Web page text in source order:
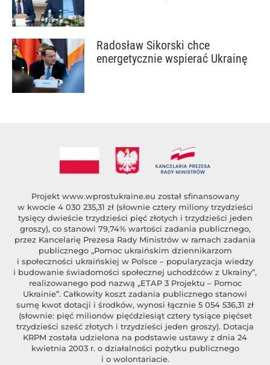
Radosław Sikorski chce
energetycznie wspierać Ukrainę
Projekt www.wprostukraine.eu został sfinansowany
w kwocie 4 030 235,31 zł (słownie cztery miliony trzydzieści
tysięcy dwieście trzydzieści pięć złotych i trzydzieści jeden
groszy), co stanowi 79,74% wartości zadania publicznego,
przez Kancelarię Prezesa Rady Ministrów w ramach zadania
publicznego „Pomoc ukraińskim dziennikarzom
i społeczności ukraińskiej w Polsce – popularyzacja wiedzy
i budowanie świadomości społecznej uchodźców z Ukrainy”,
realizowanego pod nazwą „ETAP 3 Projektu – Pomoc
Ukrainie”. Całkowity koszt zadania publicznego stanowi
sumę kwot dotacji i środków, wynosi łącznie 5 054 536,31 zł
(słownie: pięć milionów pięćdziesiąt cztery tysiące pięćset
trzydzieści sześć złotych i trzydzieści jeden groszy). Dotacja
KRPM została udzielona na podstawie ustawy z dnia 24
kwietnia 2003 r. o działalności pożytku publicznego
i o wolontariacie.